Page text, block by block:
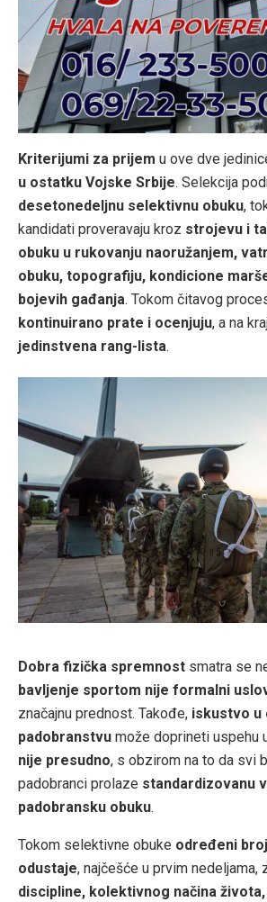
Kriterijumi za prijem u ove dve
u ostatku Vojske Srbije. Selekcija
desetonedeljnu selektivnu obuku,
kandidati proveravaju kroz strojevu i
obuku u rukovanju naoružanjem,
obuku, topografiju, kondicione
bojevih gađanja. Tokom čitavog
kontinuirano prate i ocenjuju, a na
jedinstvena rang-lista.
Dobra fizička spremnost smatra se
bavljenje sportom nije formalni
značajnu prednost. Takođe, iskustvo u
padobranstvu može doprineti uspehu
nije presudno, s obzirom na to da svi
padobranci prolaze standardizovanu
padobransku obuku.
Tokom selektivne obuke određeni
odustaje, najčešće u prvim nedeljama,
discipline, kolektivnog načina